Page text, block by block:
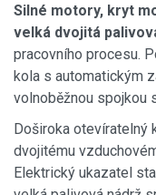
Silné motory, kryt
velká dvojitá
pracovního procesu.
kola s automatickým
volnoběžnou spojkou
Doširoka otevíratelný
dvojitému
Elektrický ukazatel